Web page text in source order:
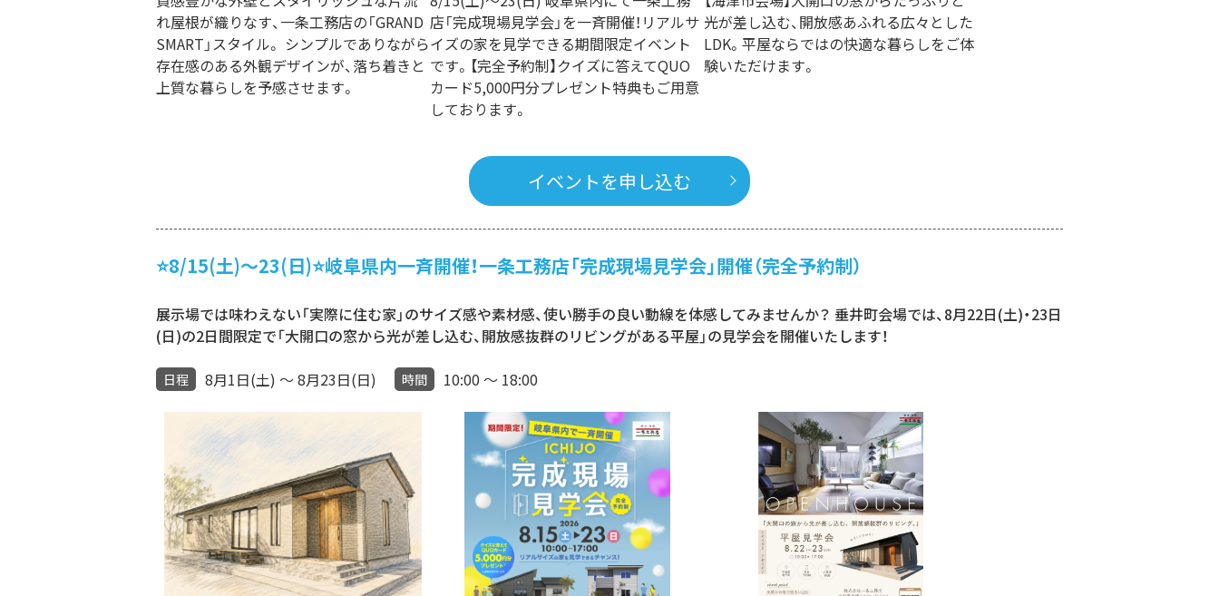
れ屋根が織りなす、一条工務店の「GRAND
SMART」スタイル。 シンプルでありながら
存在感のある外観デザインが、落ち着きと
上質な暮らしを予感させます。
店「完成現場見学会」を一斉開催！リアルサ
イズの家を見学できる期間限定イベント
です。【完全予約制】クイズに答えてQUO
カード5,000円分プレゼント特典もご用意
しております。
光が差し込む、開放感あふれる広々とした
LDK。平屋ならではの快適な暮らしをご体
験いただけます。
イベントを申し込む
⭐8/15(土)〜23(日)⭐岐阜県内一斉開催！一条工務店「完成現場見学会」開催（完全予約制）
展示場では味わえない「実際に住む家」のサイズ感や素材感、使い勝手の良い動線を体感してみませんか？ 垂井町会場では、8月22日(土)・23日
(日)の2日間限定で「大開口の窓から光が差し込む、開放感抜群のリビングがある平屋」の見学会を開催いたします！
日程 8月1日(土) ～ 8月23日(日) 時間 10:00 ～ 18:00